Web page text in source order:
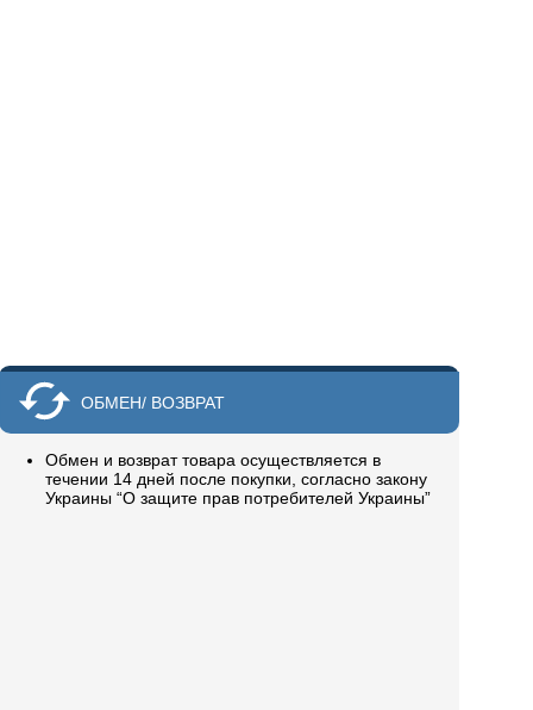
ОБМЕН/ ВОЗВРАТ
Обмен и возврат товара осуществляется в
течении 14 дней после покупки, согласно закону
Украины “О защите прав потребителей Украины”